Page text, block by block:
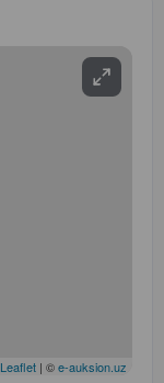
Leaflet | ©e-auksion.uz